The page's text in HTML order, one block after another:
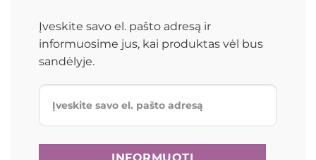
Įveskite savo el. pašto adresą ir
informuosime jus, kai produktas vėl bus
sandėlyje.